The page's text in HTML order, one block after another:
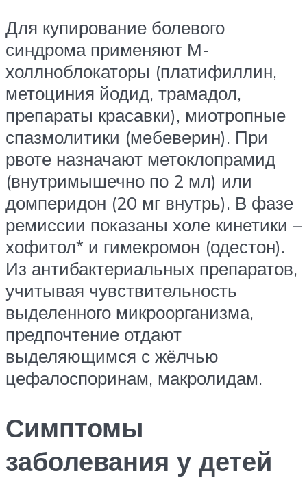
Для купирование болевого
синдрома применяют М-
холлноблокаторы (платифиллин,
метоциния йодид, трамадол,
препараты красавки), миотропные
спазмолитики (мебеверин). При
рвоте назначают метоклопрамид
(внутримышечно по 2 мл) или
домперидон (20 мг внутрь). В фазе
ремиссии показаны холе кинетики –
хофитол* и гимекромон (одестон).
Из антибактериальных препаратов,
учитывая чувствительность
выделенного микроорганизма,
предпочтение отдают
выделяющимся с жёлчью
цефалоспоринам, макролидам.
Симптомы
заболевания у детей